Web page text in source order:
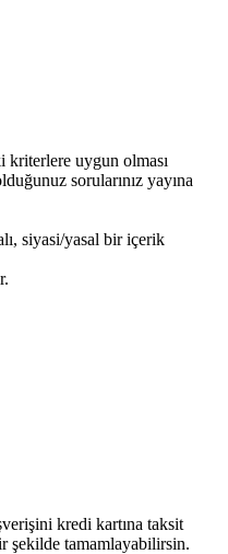
kriterlere uygun olması
sorularınız yayına
siyasi/yasal bir içerik
kredi kartına taksit
şekilde tamamlayabilirsin.